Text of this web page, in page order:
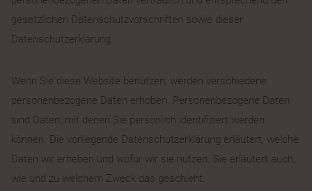
gesetzlichen Datenschutzvorschriften sowie dieser
Datenschutzerklärung.
Wenn Sie diese Website benutzen, werden verschiedene
personenbezogene Daten erhoben. Personenbezogene Daten
sind Daten, mit denen Sie persönlich identifiziert werden
können. Die vorliegende Datenschutzerklärung erläutert, welche
Daten wir erheben und wofür wir sie nutzen. Sie erläutert auch,
wie und zu welchem Zweck das geschieht.